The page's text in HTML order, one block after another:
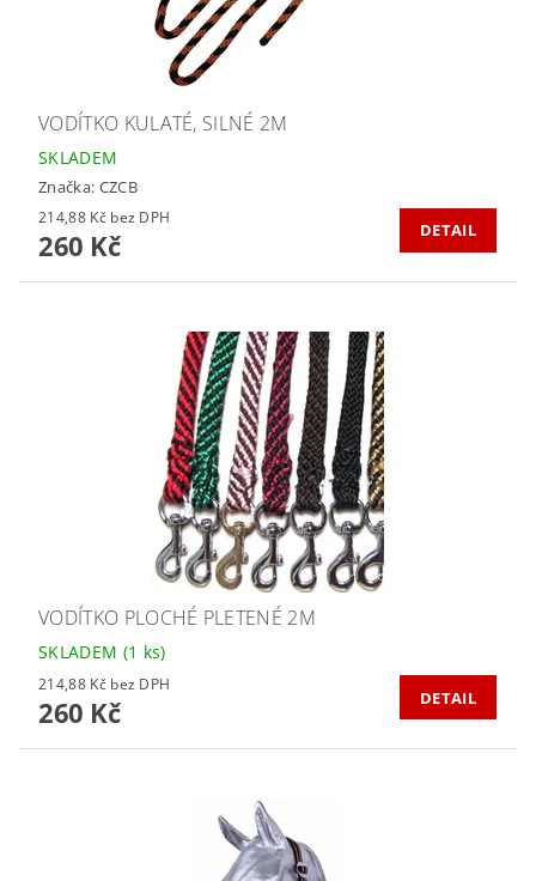
VODÍTKO KULATÉ, SILNÉ 2M
SKLADEM
Značka: CZCB
214,88 Kč bez DPH
260 Kč DETAIL
VODÍTKO PLOCHÉ PLETENÉ 2M
SKLADEM (1 ks)
214,88 Kč bez DPH
260 Kč DETAIL